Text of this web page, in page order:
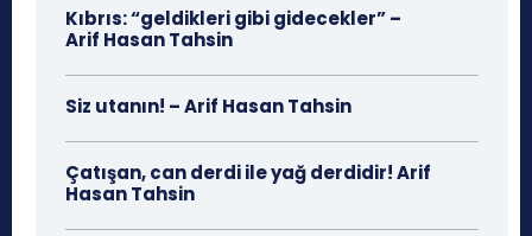
Kıbrıs: “geldikleri gibi gidecekler” –
Arif Hasan Tahsin
Siz utanın! – Arif Hasan Tahsin
Çatışan, can derdi ile yağ derdidir! Arif
Hasan Tahsin